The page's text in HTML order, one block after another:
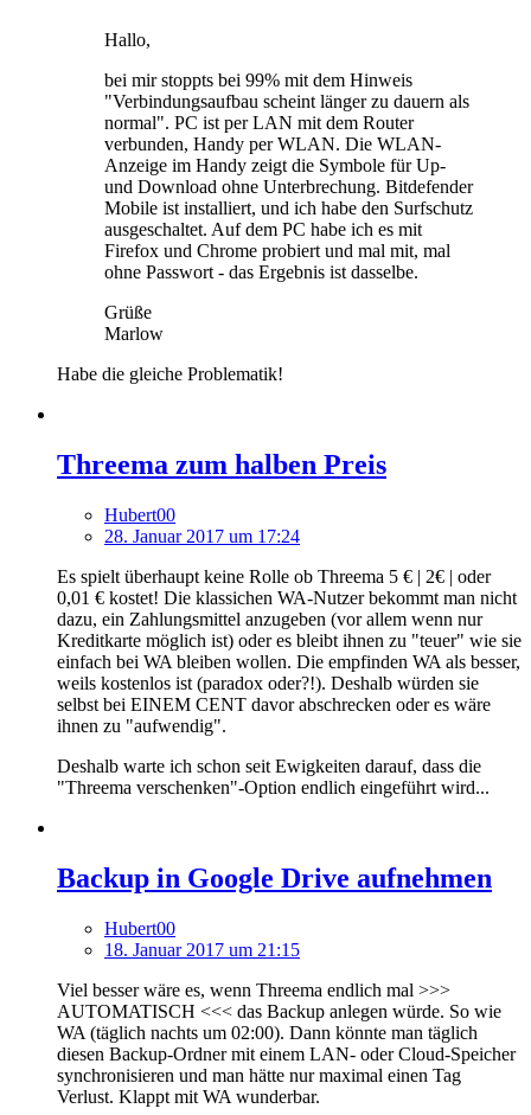
Hallo,
bei mir stoppts bei 99% mit dem Hinweis
"Verbindungsaufbau scheint länger zu dauern als
normal". PC ist per LAN mit dem Router
verbunden, Handy per WLAN. Die WLAN-
Anzeige im Handy zeigt die Symbole für Up-
und Download ohne Unterbrechung. Bitdefender
Mobile ist installiert, und ich habe den Surfschutz
ausgeschaltet. Auf dem PC habe ich es mit
Firefox und Chrome probiert und mal mit, mal
ohne Passwort - das Ergebnis ist dasselbe.
Grüße
Marlow
Habe die gleiche Problematik!
Threema zum halben Preis
Hubert00
28. Januar 2017 um 17:24
Es spielt überhaupt keine Rolle ob Threema 5 € | 2€ | oder
0,01 € kostet! Die klassichen WA-Nutzer bekommt man nicht
dazu, ein Zahlungsmittel anzugeben (vor allem wenn nur
Kreditkarte möglich ist) oder es bleibt ihnen zu "teuer" wie sie
einfach bei WA bleiben wollen. Die empfinden WA als besser,
weils kostenlos ist (paradox oder?!). Deshalb würden sie
selbst bei EINEM CENT davor abschrecken oder es wäre
ihnen zu "aufwendig".
Deshalb warte ich schon seit Ewigkeiten darauf, dass die
"Threema verschenken"-Option endlich eingeführt wird...
Backup in Google Drive aufnehmen
Hubert00
18. Januar 2017 um 21:15
Viel besser wäre es, wenn Threema endlich mal >>>
AUTOMATISCH <<< das Backup anlegen würde. So wie
WA (täglich nachts um 02:00). Dann könnte man täglich
diesen Backup-Ordner mit einem LAN- oder Cloud-Speicher
synchronisieren und man hätte nur maximal einen Tag
Verlust. Klappt mit WA wunderbar.